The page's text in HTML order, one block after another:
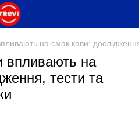
на смак кави:
впливають на
тести та